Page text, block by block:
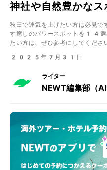
神社や自然豊かなス
秋田で運気を上げたい方は必見で
す癒しのパワースポットを14選
たい方は、ぜひ参考にしてくださ
2025年7月31日
ライター
NEWT編集部（AI